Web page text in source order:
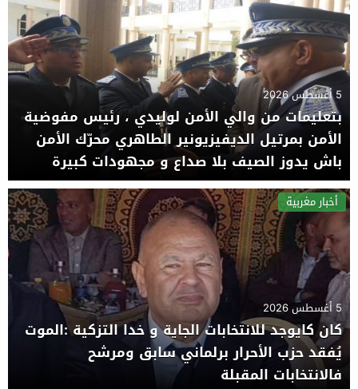
5 أغسطس 2026
بتعليمات من والي الأمن لوليدي ، رئيس مفوضية
الأمن بمرتيل الديفيزيونير الطاهري محرّك الأمن
باش يدوز الصيف بلا صداع و مجهودات كبيرة
دايرها البوليس بالمدينة
أخبار مغربية
5 أغسطس 2026
كان كايوجد للانتخابات الجاية و خدا التزكية :الموت
يُفقد حزب الأحرار برلماني سابق ومرشح
فالانتخابات المقبلة